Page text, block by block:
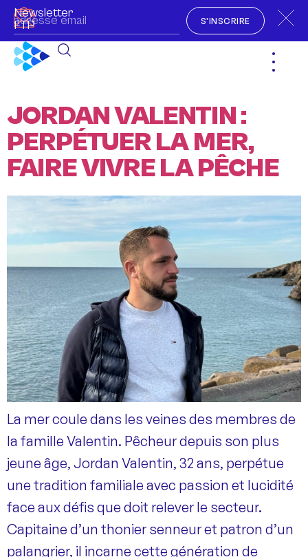
Newsletter
FTP
S'INSCRIRE
JORDAN VALENTIN :
PERPÉTUER LA MER,
FAIRE VIVRE LA PÊCHE
La mer coule dans les veines des membres de
la famille Valentin. Pêcheur depuis son plus
jeune âge, Jordan Valentin, 32 ans, perpétue
une tradition familiale avec passion et lucidité
face aux défis que doit relever le secteur.
Capitaine d’un thonier senneur et patron d’un
palangrier, il incarne cette génération de